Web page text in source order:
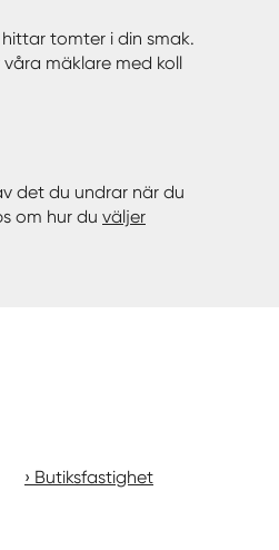
tomter i din smak.
våra mäklare med koll
det du undrar när du
om hur du väljer
Butiksfastighet